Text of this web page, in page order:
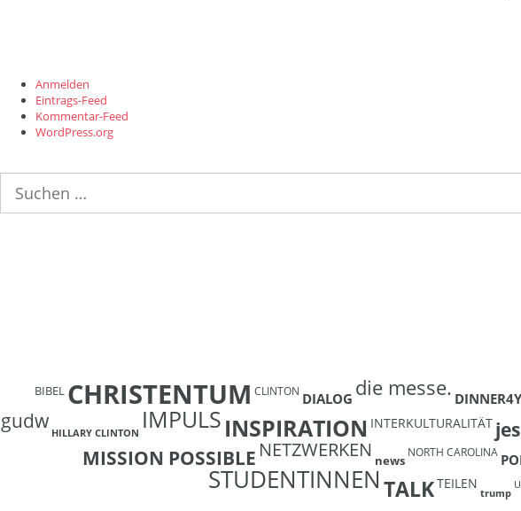
Anmelden
Eintrags-Feed
Kommentar-Feed
WordPress.org
nach:
BIBEL CHRISTENTUM CLINTON DIALOG die messe.
gudw HILLARY CLINTON IMPULSINSPIRATION INTERKULTURALITÄT
MISSION POSSIBLE NETZWERKEN news
NORTH CAROLINA
STUDENTINNENTALKTEILEN
trump